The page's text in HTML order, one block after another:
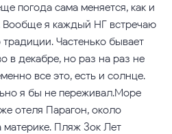
погода сама меняется, как и
Вообще я каждый НГ встречаю
Частенько бывает
в декабре, но раз на раз не
все это, есть и солнце.
я бы не переживал.Море
отеля Парагон, около
материке. Пляж Зок Лет